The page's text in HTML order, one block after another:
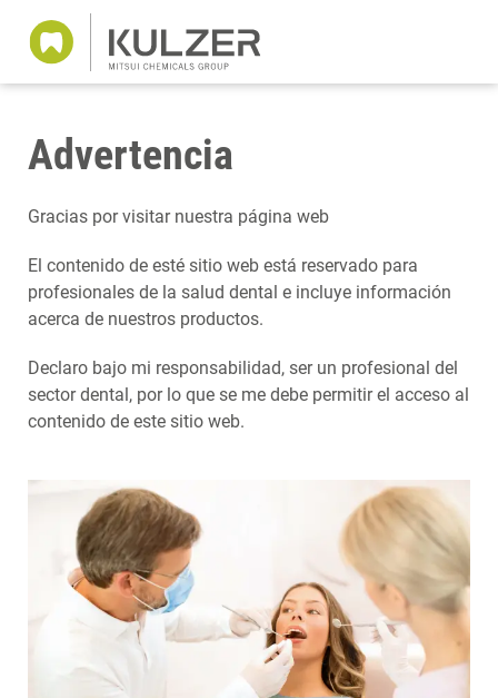
Advertencia
Gracias por visitar nuestra página web
El contenido de esté sitio web está reservado para
profesionales de la salud dental e incluye información
acerca de nuestros productos.
Declaro bajo mi responsabilidad, ser un profesional del
sector dental, por lo que se me debe permitir el acceso al
contenido de este sitio web.